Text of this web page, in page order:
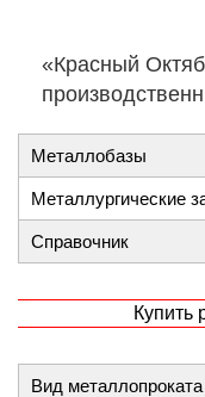
«Красный
Металлобазы
Металлургические
Справочник
Купить
Вид металлопроката